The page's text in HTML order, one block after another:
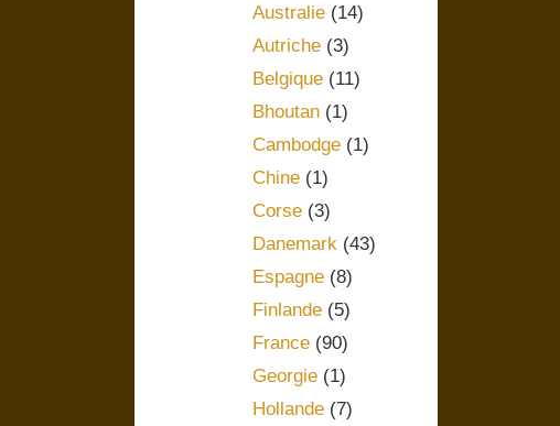
Australie(14)
Autriche(3)
Belgique(11)
Bhoutan(1)
Cambodge(1)
Chine(1)
Corse(3)
Danemark (43)
Espagne(8)
Finlande(5)
France(90)
Georgie(1)
Hollande(7)